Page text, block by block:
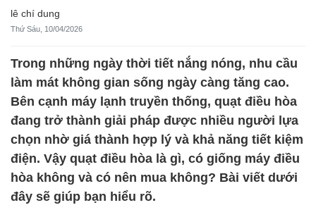
lê chí dung
Thứ Sáu, 10/04/2026
Trong những ngày thời tiết nắng nóng, nhu cầu
làm mát không gian sống ngày càng tăng cao.
Bên cạnh máy lạnh truyền thống, quạt điều hòa
đang trở thành giải pháp được nhiều người lựa
chọn nhờ giá thành hợp lý và khả năng tiết kiệm
điện. Vậy quạt điều hòa là gì, có giống máy điều
hòa không và có nên mua không? Bài viết dưới
đây sẽ giúp bạn hiểu rõ.